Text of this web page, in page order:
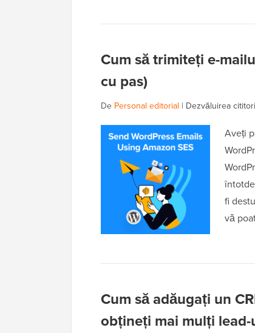
Cum să trimiteți e-
cu pas)
De Personal editorial | Dezvăluirea
Aveți
fi
vă
Cum să adăugați un
obțineți mai mulți